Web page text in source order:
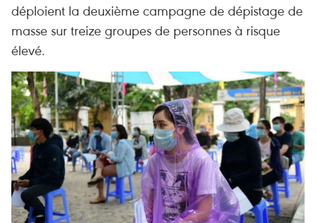
déploient la deuxième campagne de dépistage de
masse sur treize groupes de personnes à risque
élevé.